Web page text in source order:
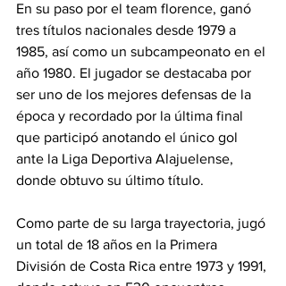
En su paso por el team florence, ganó
tres títulos nacionales desde 1979 a
1985, así como un subcampeonato en el
año 1980. El jugador se destacaba por
ser uno de los mejores defensas de la
época y recordado por la última final
que participó anotando el único gol
ante la Liga Deportiva Alajuelense,
donde obtuvo su último título.
Como parte de su larga trayectoria, jugó
un total de 18 años en la Primera
División de Costa Rica entre 1973 y 1991,